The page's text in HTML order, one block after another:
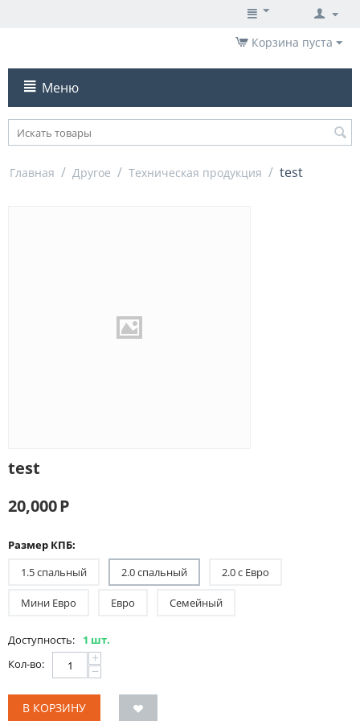
Корзина пуста
Меню
Главная / Другое / Техническая продукция / test
test
20,000Р
Размер КПБ:
1.5 спальный
2.0 спальный 2.0 с Евро
Мини Евро Евро Семейный
Доступность:
1 шт.
Кол-во:
+
−
В КОРЗИНУ